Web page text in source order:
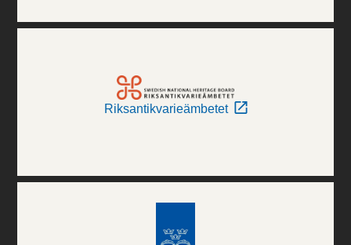
Riksantikvarieämbetet